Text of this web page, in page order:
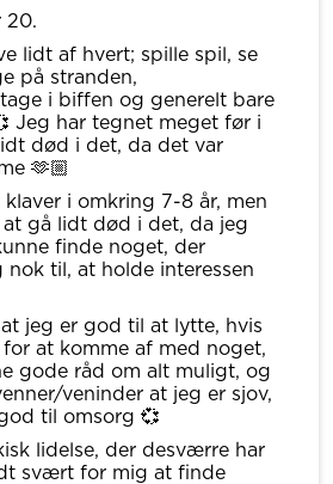
20.
lidt af hvert; spille spil, se
på stranden,
i biffen og generelt bare
Jeg har tegnet meget før i
død i det, da det var
🫶🏼
i omkring 7-8 år, men
gå lidt død i det, da jeg
finde noget, der
til, at holde interessen
jeg er god til at lytte, hvis
at komme af med noget,
gode råd om alt muligt, og
veninder at jeg er sjov,
til omsorg 💞
lidelse, der desværre har
svært for mig at finde